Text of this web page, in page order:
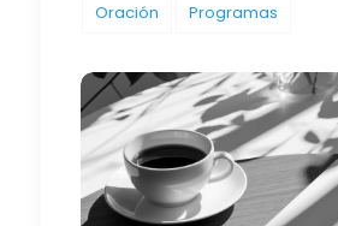
Oración Programas